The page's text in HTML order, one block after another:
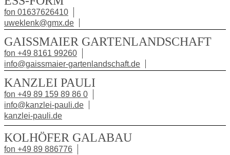
fon 01637626410
uweklenk@gmx.de
GAISSMAIER GARTENLANDSCHAFT
fon +49 8161 99260
info@gaissmaier-gartenlandschaft.de
KANZLEI PAULI
fon +49 89 159 89 86 0
info@kanzlei-pauli.de
kanzlei-pauli.de
KOLHÖFER GALABAU
fon +49 89 886776